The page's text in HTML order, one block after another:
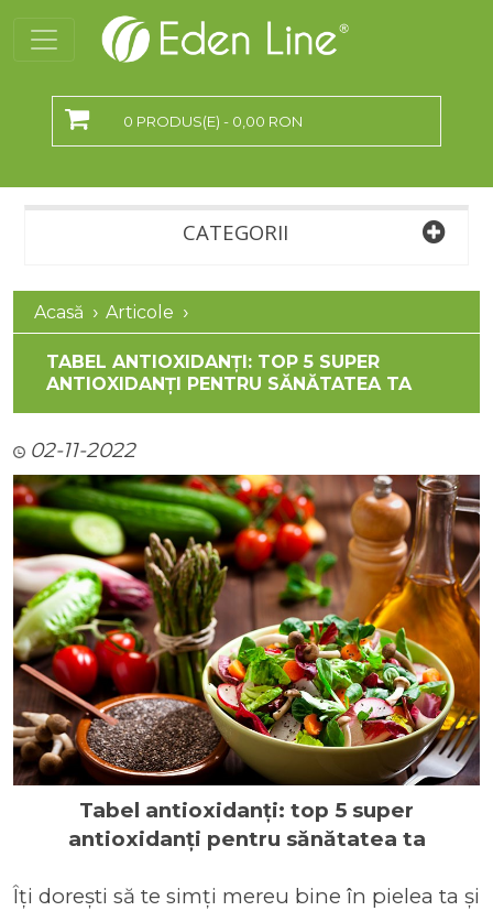
0 PRODUS(E) - 0,00 RON
CATEGORII
Acasă Articole
TABEL ANTIOXIDANȚI: TOP 5 SUPER
ANTIOXIDANȚI PENTRU SĂNĂTATEA TA
02-11-2022
Tabel antioxidanți: top 5 super
antioxidanți pentru sănătatea ta
Îți dorești să te simți mereu bine în pielea ta și